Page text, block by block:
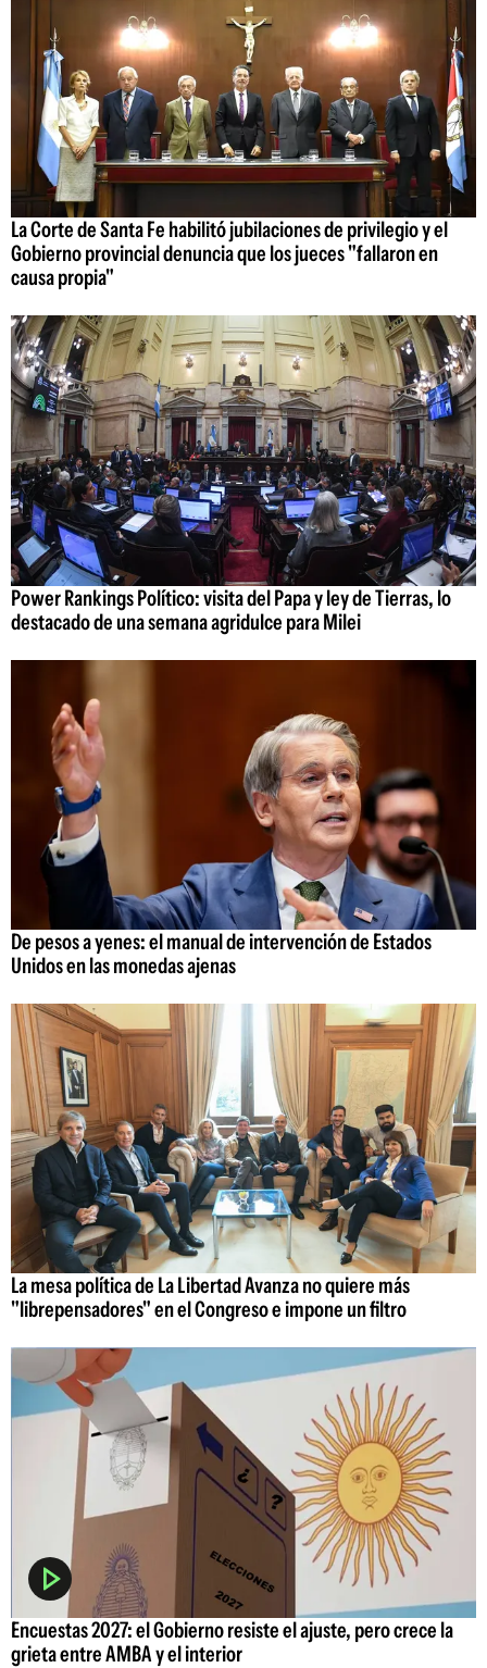
La Corte de Santa Fe habilitó jubilaciones de privilegio y el
Gobierno provincial denuncia que los jueces "fallaron en
causa propia"
Power Rankings Político: visita del Papa y ley de Tierras, lo
destacado de una semana agridulce para Milei
De pesos a yenes: el manual de intervención de Estados
Unidos en las monedas ajenas
La mesa política de La Libertad Avanza no quiere más
"librepensadores" en el Congreso e impone un filtro
Encuestas 2027: el Gobierno resiste el ajuste, pero crece la
grieta entre AMBA y el interior